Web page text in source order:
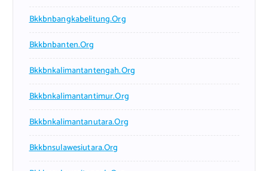
Bkkbnbangkabelitung.org
Bkkbnbanten.org
Bkkbnkalimantantengah.org
Bkkbnkalimantantimur.org
Bkkbnkalimantanutara.org
Bkkbnsulawesiutara.org